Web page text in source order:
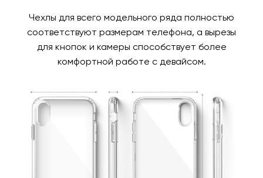
Чехлы для всего модельного ряда полностью
соответствуют размерам телефона, а вырезы
для кнопок и камеры способствует более
комфортной работе с девайсом.